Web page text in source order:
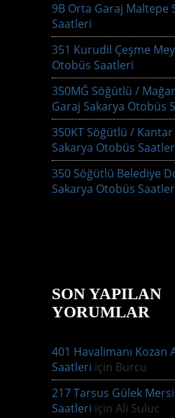
9B Orta Garaj Maltepe
Saatleri
351 Kurudil Çeşme
Otobüs Saatleri
350MĞ Söğütlü /
Garaj Sakarya Otobüs
350KT Söğütlü /
Sakarya Otobüs
350 Söğütlü Belediye
Sakarya Otobüs
SON YAPILAN
YORUMLAR
401 Havalimanı Kozan
Saatleri için Burcu
217 Tarsus Gülek
Saatleri için Ali Suluc